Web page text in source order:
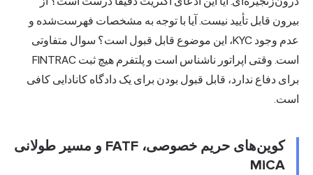
بیرون قابل تأیید نیست. آیا با توجه به مشخصات فهرست‌شده و
عدم وجود KYC، این موضوع قابل قبول است؟ سوال متفاوتی
است. وقتی اپراتور ناشناس است و پلتفرم هیچ ثبت FINTRAC
برای دفاع ندارد، قابل قبول بودن برای یک دادگاه کانادایی کافی
است.
کوین‌های حریم خصوصی، FATF و مسیر طولانی
MiCA